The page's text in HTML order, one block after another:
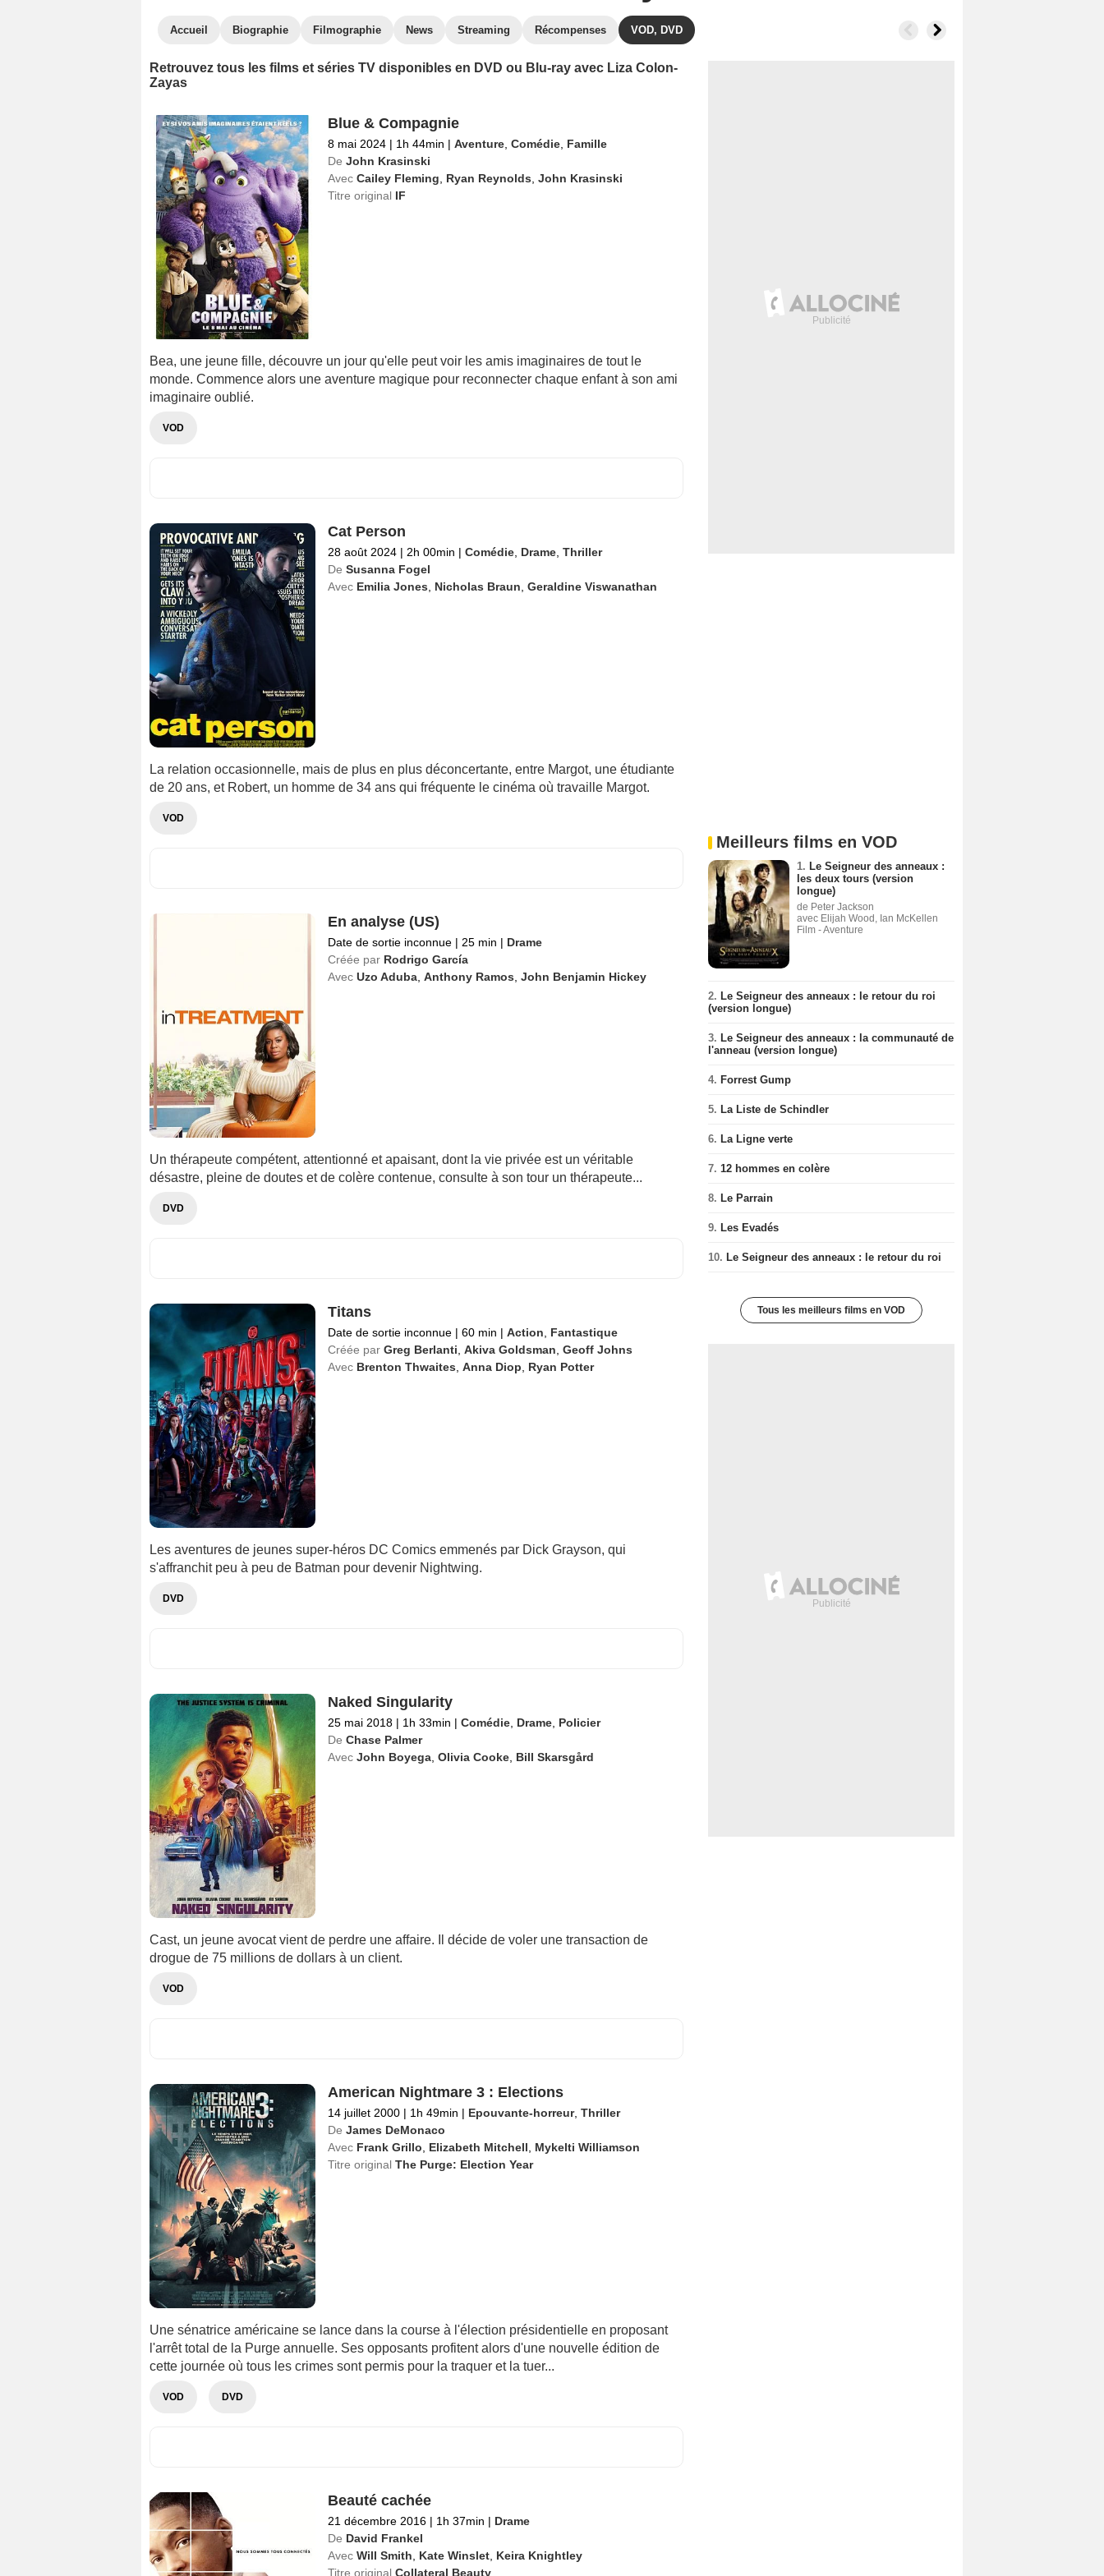
Accueil Biographie Filmographie News Streaming Récompenses VOD, DVD
Retrouvez tous les films et séries TV disponibles en DVD ou Blu-ray avec Liza Colon-
Zayas
Blue & Compagnie
8 mai 2024 | 1h 44min | Aventure, Comédie, Famille
De John Krasinski
Avec Cailey Fleming Ryan Reynolds John Krasinski
Titre original IF
Bea, une jeune fille, découvre un jour qu'elle peut voir les amis imaginaires de tout le
monde. Commence alors une aventure magique pour reconnecter chaque enfant à son ami
imaginaire oublié.
VOD
Cat Person
28 août 2024 | 2h 00min | Comédie, Drame, Thriller
De Susanna Fogel
Avec Emilia Jones Nicholas Braun Geraldine Viswanathan
La relation occasionnelle, mais de plus en plus déconcertante, entre Margot, une étudiante
de 20 ans, et Robert, un homme de 34 ans qui fréquente le cinéma où travaille Margot.
VOD
En analyse (US)
Date de sortie inconnue | 25 min | Drame
Créée par Rodrigo García
Avec Uzo Aduba, Anthony Ramos John Benjamin Hickey
Un thérapeute compétent, attentionné et apaisant, dont la vie privée est un véritable
désastre, pleine de doutes et de colère contenue, consulte à son tour un thérapeute...
DVD
Titans
Date de sortie inconnue | 60 min | Action
Fantastique
Créée par Greg Berlanti Akiva Goldsman Geoff Johns
Avec Brenton Thwaites Anna Diop Ryan Potter
Les aventures de jeunes super-héros DC Comics emmenés par Dick Grayson, qui
s'affranchit peu à peu de Batman pour devenir Nightwing.
DVD
Naked Singularity
25 mai 2018 | 1h 33min | Comédie, Drame, Policier
De Chase Palmer
Avec John Boyega, Olivia Cooke, Bill Skarsgård
Cast, un jeune avocat vient de perdre une affaire. Il décide de voler une transaction de
drogue de 75 millions de dollars à un client.
VOD
American Nightmare 3 : Elections
14 juillet 2000 | 1h 49min | Epouvante-horreur, Thriller
De James DeMonaco
Avec Frank Grillo Elizabeth Mitchell
Mykelti Williamson
Titre original The Purge: Election Year
Une sénatrice américaine se lance dans la course à l'élection présidentielle en proposant
l'arrêt total de la Purge annuelle. Ses opposants profitent alors d'une nouvelle édition de
cette journée où tous les crimes sont permis pour la traquer et la tuer...
VOD DVD
Beauté cachée
21 décembre 2016 | 1h 37min | Drame
De David Frankel
Avec Will Smith Kate Winslet, Keira Knightley
Titre original Collateral Beauty
Meilleurs films en VOD
1. Le Seigneur des anneaux :
les deux tours (version
longue)
de Peter Jackson
avec Elijah Wood, Ian McKellen
Film - Aventure
2. Le Seigneur des anneaux : le retour du roi
(version longue)
3. Le Seigneur des anneaux : la communauté de
l'anneau (version longue)
4. Forrest Gump
5. La Liste de Schindler
6. La Ligne verte
7. 12 hommes en colère
8. Le Parrain
9. Les Evadés
10. Le Seigneur des anneaux : le retour du roi
Tous les meilleurs films en VOD